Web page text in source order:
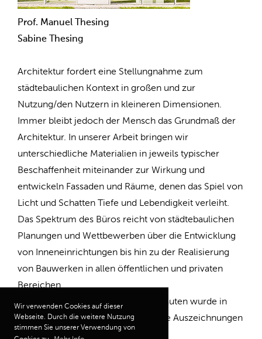
Wir verwenden Cookies auf dieser
Webseite. Durch die weitere Nutzung
stimmen Sie unserer Verwendung von
Prof. Manuel Thesing
Sabine Thesing
Architektur fordert eine Stellungnahme zum
städtebaulichen Kontext in großen und zur
Nutzung/den Nutzern in kleineren Dimensionen.
Immer bleibt jedoch der Mensch das Grundmaß der
Architektur. In unserer Arbeit bringen wir
unterschiedliche Materialien in jeweils typischer
Beschaffenheit miteinander zur Wirkung und
entwickeln Fassaden und Räume, denen das Spiel von
Licht und Schatten Tiefe und Lebendigkeit verleiht.
Das Spektrum des Büros reicht von städtebaulichen
Planungen und Wettbewerben über die Entwicklung
von Inneneinrichtungen bis hin zu der Realisierung
von Bauwerken in allen öffentlichen und privaten
Bereichen.
Die architektonische Qualität der Bauten wurde in
den letzten Jahren durch mehrfache Auszeichnungen
und Preise dokumentiert.